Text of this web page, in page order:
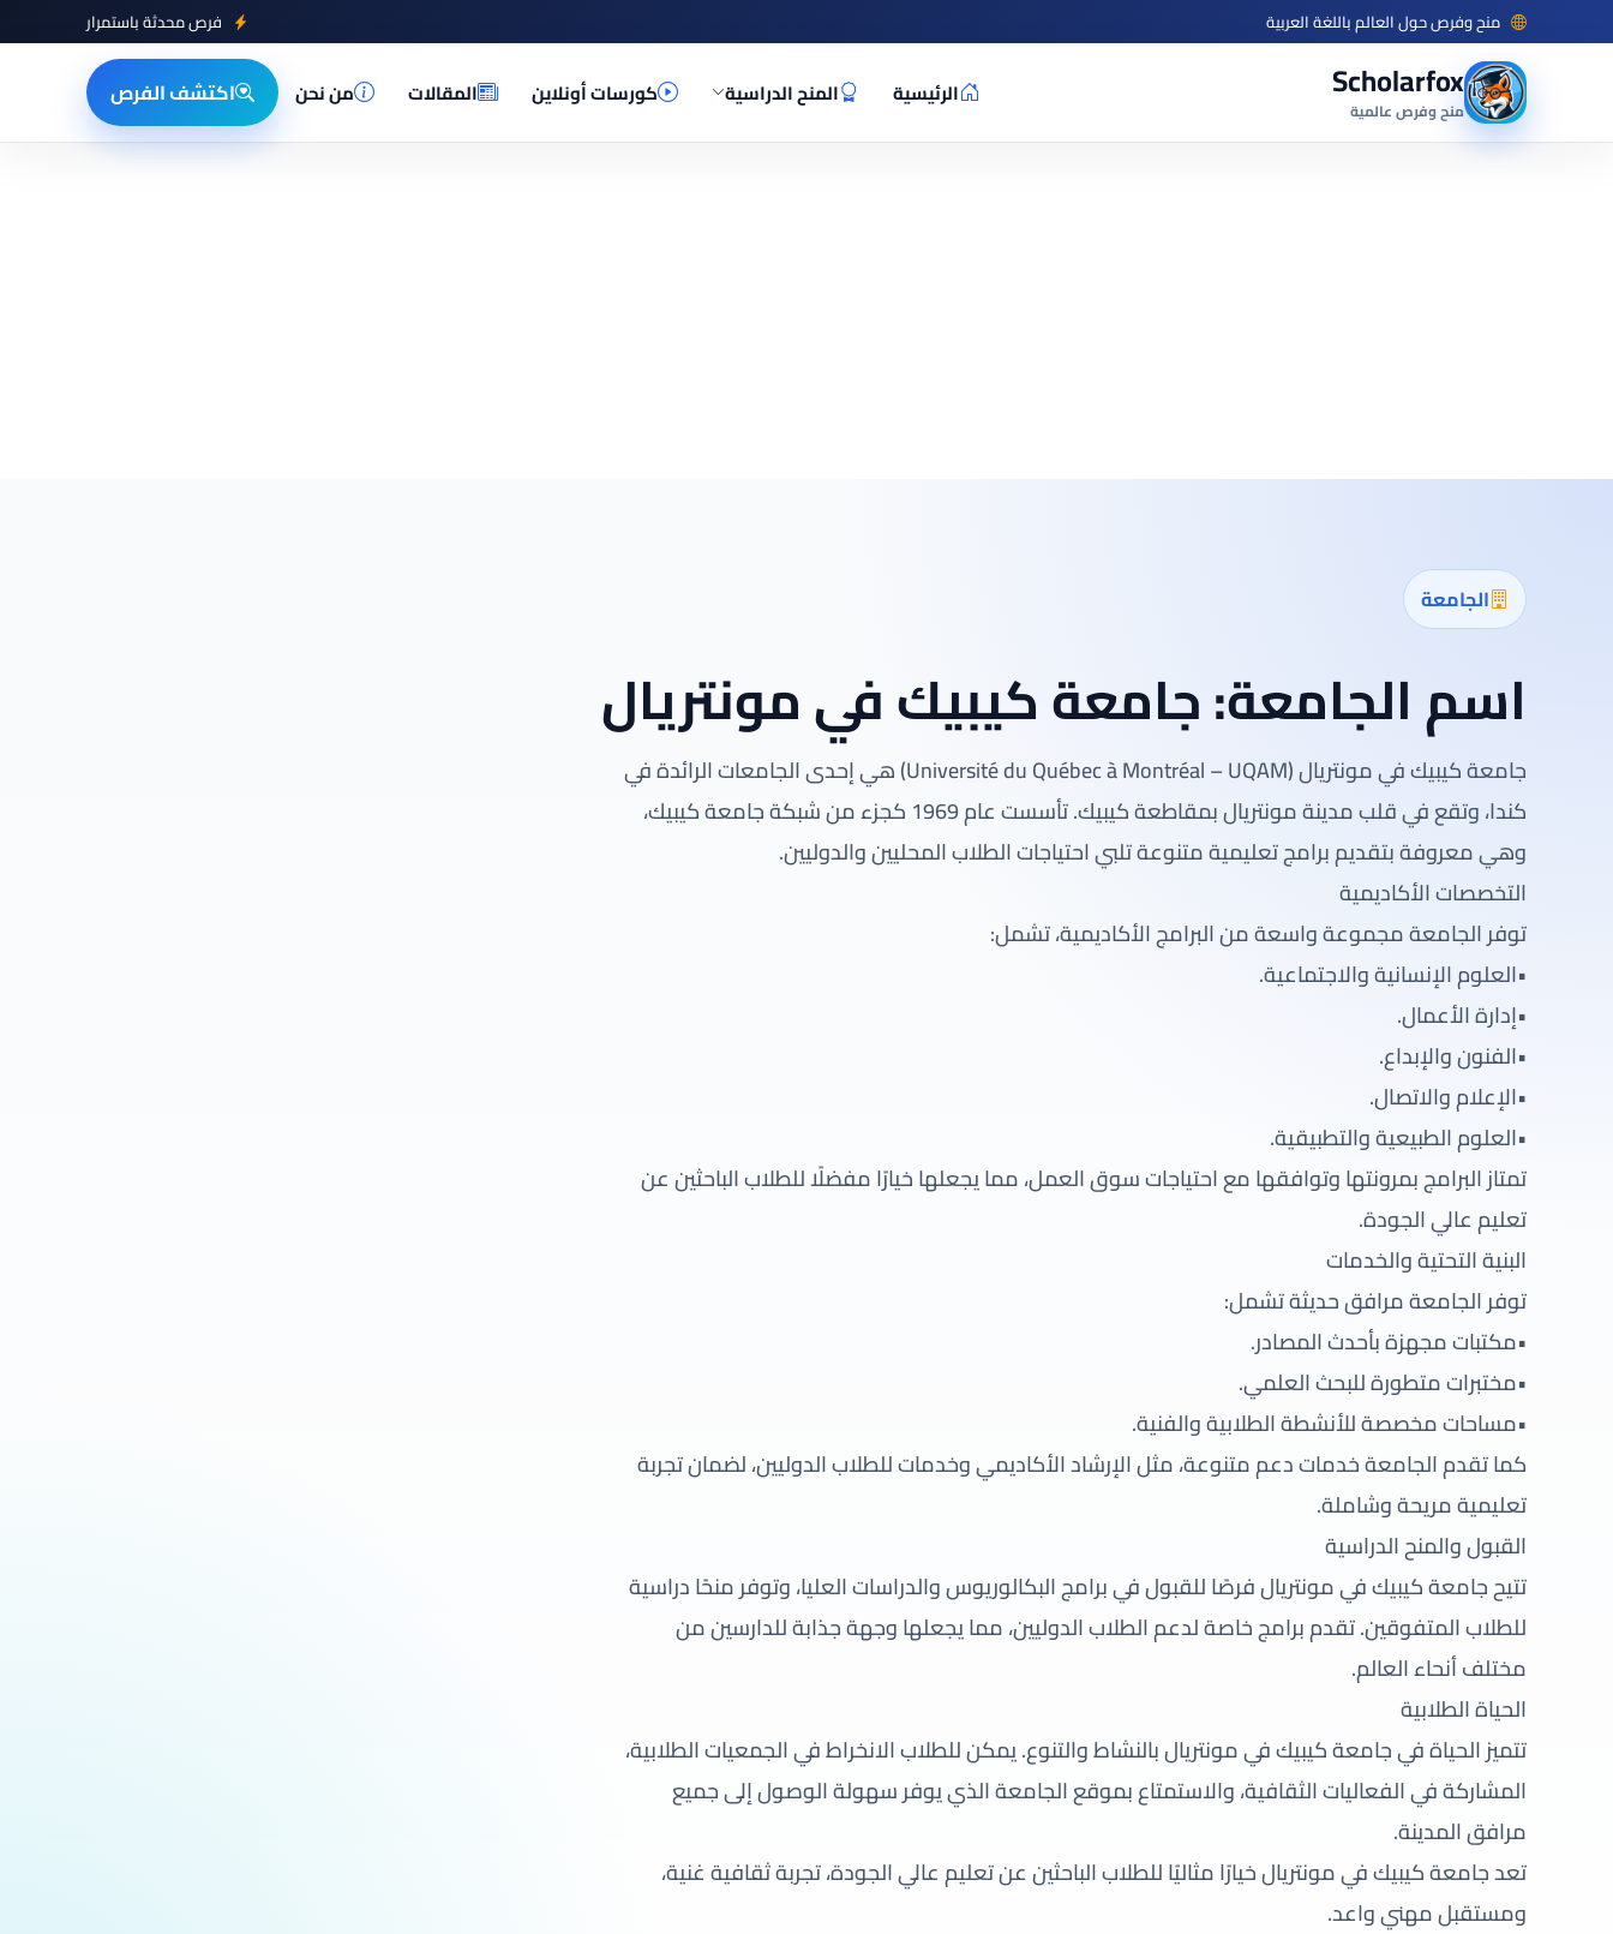
منح وفرص حول العالم باللغة العربية فرص محدثة باستمرار
Scholarfox
منح وفرص عالمية
الرئيسية المنح الدراسية كورسات أونلاين المقالات من نحن اكتشف الفرص
الجامعة
اسم الجامعة:جامعة كيبيك في مونتريال
جامعة كيبيك في مونتريال (Université du Québec à Montréal – UQAM) هي إحدى الجامعات الرائدة في
كندا، وتقع في قلب مدينة مونتريال بمقاطعة كيبيك. تأسست عام 1969 كجزء من شبكة جامعة كيبيك،
وهي معروفة بتقديم برامج تعليمية متنوعة تلبي احتياجات الطلاب المحليين والدوليين.
التخصصات الأكاديمية
توفر الجامعة مجموعة واسعة من البرامج الأكاديمية، تشمل:
•العلوم الإنسانية والاجتماعية.
•إدارة الأعمال.
•الفنون والإبداع.
•الإعلام والاتصال.
•العلوم الطبيعية والتطبيقية.
تمتاز البرامج بمرونتها وتوافقها مع احتياجات سوق العمل، مما يجعلها خيارًا مفضلًا للطلاب الباحثين عن
تعليم عالي الجودة.
البنية التحتية والخدمات
توفر الجامعة مرافق حديثة تشمل:
•مكتبات مجهزة بأحدث المصادر.
•مختبرات متطورة للبحث العلمي.
•مساحات مخصصة للأنشطة الطلابية والفنية.
كما تقدم الجامعة خدمات دعم متنوعة، مثل الإرشاد الأكاديمي وخدمات للطلاب الدوليين، لضمان تجربة
تعليمية مريحة وشاملة.
القبول والمنح الدراسية
تتيح جامعة كيبيك في مونتريال فرصًا للقبول في برامج البكالوريوس والدراسات العليا، وتوفر منحًا دراسية
للطلاب المتفوقين. تقدم برامج خاصة لدعم الطلاب الدوليين، مما يجعلها وجهة جذابة للدارسين من
مختلف أنحاء العالم.
الحياة الطلابية
تتميز الحياة في جامعة كيبيك في مونتريال بالنشاط والتنوع. يمكن للطلاب الانخراط في الجمعيات الطلابية،
المشاركة في الفعاليات الثقافية، والاستمتاع بموقع الجامعة الذي يوفر سهولة الوصول إلى جميع
مرافق المدينة.
تعد جامعة كيبيك في مونتريال خيارًا مثاليًا للطلاب الباحثين عن تعليم عالي الجودة، تجربة ثقافية غنية،
ومستقبل مهني واعد.